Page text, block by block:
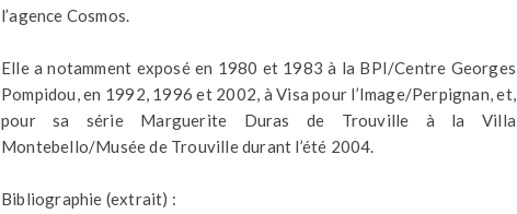
l’agence Cosmos.
Elle a notamment exposé en 1980 et 1983 à la BPI/Centre Georges
Pompidou, en 1992, 1996 et 2002, à Visa pour l’Image/Perpignan, et,
pour sa série Marguerite Duras de Trouville à la Villa
Montebello/Musée de Trouville durant l’été 2004.
Bibliographie (extrait) :